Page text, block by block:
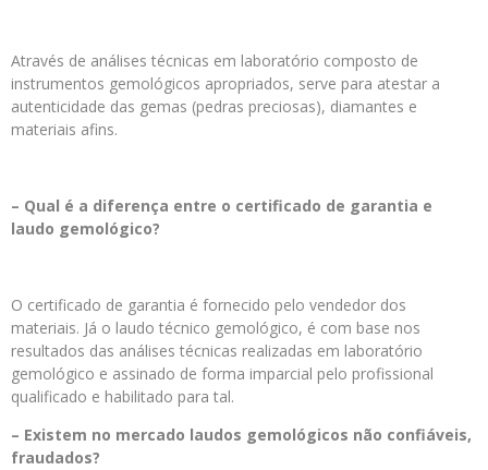
Através de análises técnicas em laboratório composto de
instrumentos gemológicos apropriados, serve para atestar a
autenticidade das gemas (pedras preciosas), diamantes e
materiais afins.
– Qual é a diferença entre o certificado de garantia e
laudo gemológico?
O certificado de garantia é fornecido pelo vendedor dos
materiais. Já o laudo técnico gemológico, é com base nos
resultados das análises técnicas realizadas em laboratório
gemológico e assinado de forma imparcial pelo profissional
qualificado e habilitado para tal.
– Existem no mercado laudos gemológicos não confiáveis,
fraudados?